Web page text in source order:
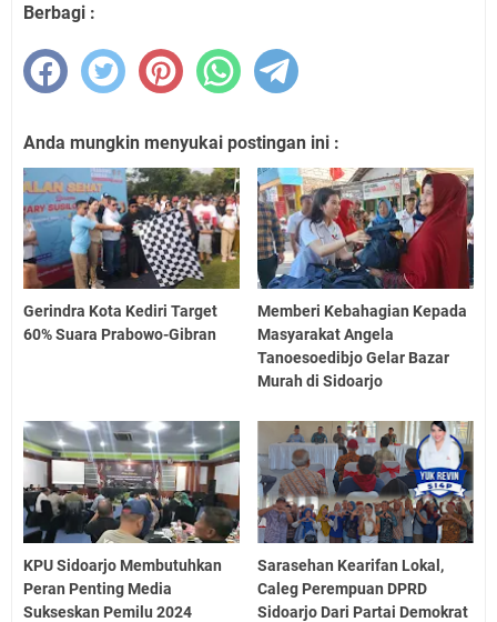
Berbagi :
Anda mungkin menyukai postingan ini :
Gerindra Kota Kediri Target
60% Suara Prabowo-Gibran
Memberi Kebahagian Kepada
Masyarakat Angela
Tanoesoedibjo Gelar Bazar
Murah di Sidoarjo
KPU Sidoarjo Membutuhkan
Peran Penting Media
Sukseskan Pemilu 2024
Sarasehan Kearifan Lokal,
Caleg Perempuan DPRD
Sidoarjo Dari Partai Demokrat